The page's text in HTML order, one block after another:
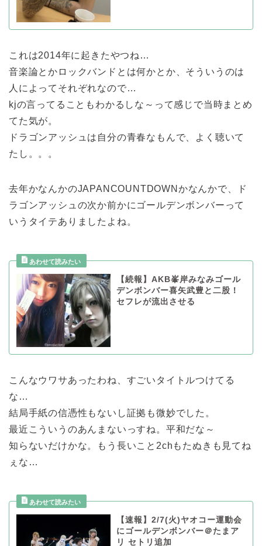
これは2014年に起きたやつね…
音楽論とかロックバンドとは何かとか、そういうのは
人によってそれぞれなので…
kjの言ってることもわかるしな～って感じで当時まとめ
てた気が。
ドラゴンアッシュは自分の青春なもんで、よく聴いて
たし。。。
去年かなんかのJAPANCOUNTDOWNかなんかで、ド
ラゴンアッシュの次か前かにゴールデンボンバーって
いうタイテありましたよね。
【続報】AKB峯岸みなみゴール
デンボンバー喜矢武豊と二股！
セフレが流出させる
こんなウワサあったわね、すごいタイトルつけてる
な…
結局手紙の信憑性もないし証拠も微妙でした。
最近こういうのあんまないっすね。平和だな～
知らないだけかな。もう長いこと2chもたぬきも見てね
ぇな…
【速報】2/7(火)ヤオコー運動会
にゴールデンボンバー＠たまア
リ セトリ追加